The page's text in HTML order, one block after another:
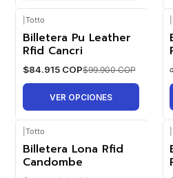
-15%
OFF
Totto
Billetera Pu Leather
Rfid Cancri
$84.915 COP$99.900 COP
VER OPCIONES
-15%
OFF
Totto
Billetera Lona Rfid
Candombe